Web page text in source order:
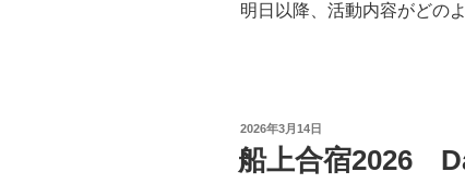
明日以降、活動内容がどの
投
稿
日:
2026年3月14日
船上合宿2026